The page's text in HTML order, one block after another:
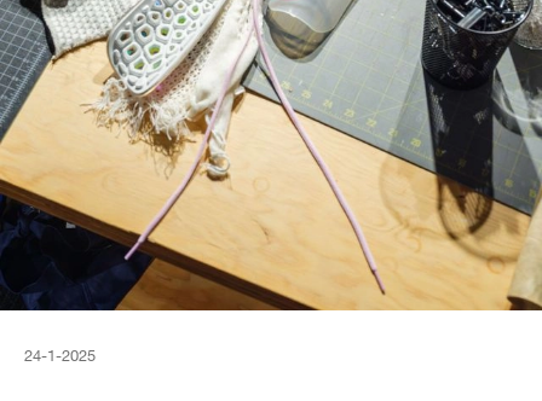
24-1-2025